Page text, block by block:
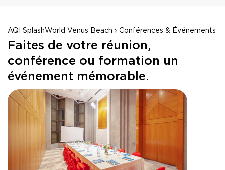
AQI SplashWorld Venus Beach › Conférences & Événements
Faites de votre réunion,
conférence ou formation un
événement mémorable.